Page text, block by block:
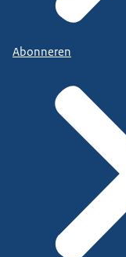
Abonneren